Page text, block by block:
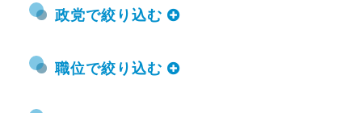
政党で絞り込む
職位で絞り込む